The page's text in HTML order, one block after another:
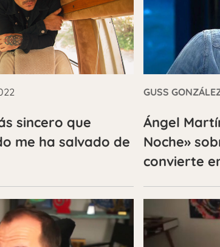
sincero que
me ha salvado de
GUSS
Ángel
Noche»
convierte